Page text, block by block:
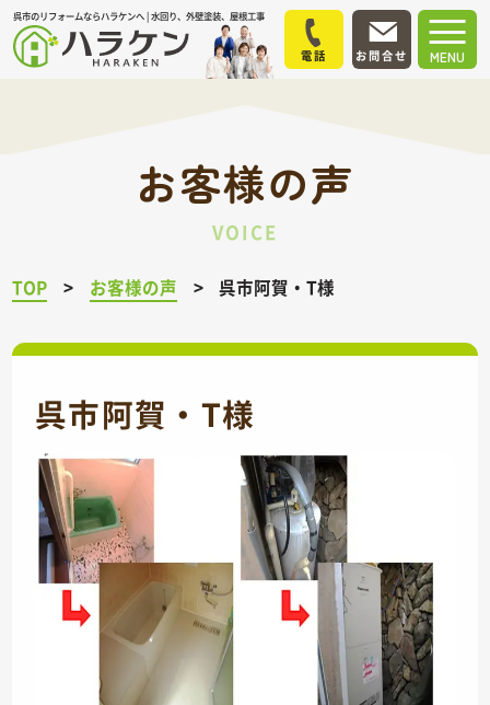
呉市のリフォームならハラケンへ | 水回り、外壁塗装、屋根工事
MENU
電話 お問合せ
お客様の声
VOICE
TOP お客様の声 呉市阿賀・T様
呉市阿賀・T様